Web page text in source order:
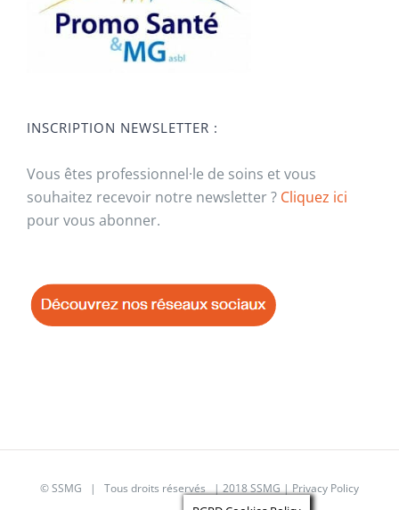
INSCRIPTION NEWSLETTER :
Vous êtes professionnel·le de soins et vous
souhaitez recevoir notre newsletter ? Cliquez ici
pour vous abonner.
© SSMG | Tous droits réservés | 2018 SSMG |Privacy Policy